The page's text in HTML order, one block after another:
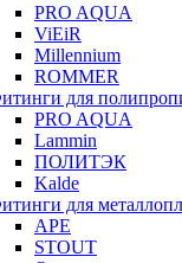
PRO AQUA
ViEiR
Millennium
ROMMER
для
PRO AQUA
Lammin
ПОЛИТЭК
Kalde
для
APE
STOUT